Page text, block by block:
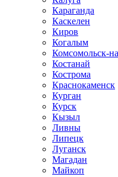
Караганда
Каскелен
Киров
Когалым
Комсомольск-
Костанай
Кострома
Краснокаменск
Курган
Курск
Кызыл
Ливны
Липецк
Луганск
Магадан
Майкоп